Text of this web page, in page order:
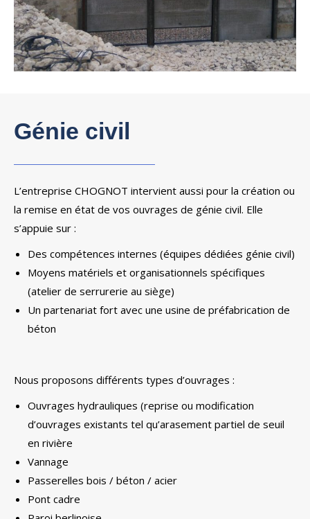
Génie civil
L’entreprise CHOGNOT intervient aussi pour la création ou
la remise en état de vos ouvrages de génie civil. Elle
s’appuie sur :
Des compétences internes (équipes dédiées génie civil)
Moyens matériels et organisationnels spécifiques
(atelier de serrurerie au siège)
Un partenariat fort avec une usine de préfabrication de
béton
Nous proposons différents types d’ouvrages :
Ouvrages hydrauliques (reprise ou modification
d’ouvrages existants tel qu’arasement partiel de seuil
en rivière
Vannage
Passerelles bois / béton / acier
Pont cadre